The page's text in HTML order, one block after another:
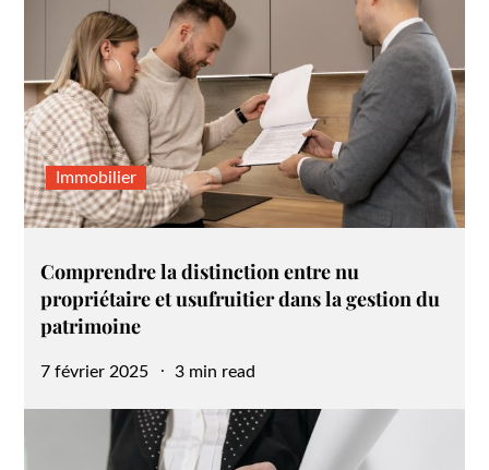
Immobilier
Comprendre la distinction entre nu
propriétaire et usufruitier dans la gestion du
patrimoine
Posted
7 février 2025 3 min read